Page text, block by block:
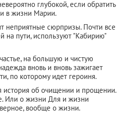
глубокой, если обратить
в жизни Марии.
неприятные сюрпризы. Почти все
на пути, используют "Кабирию"
на большую и чистую
вновь и вновь зажигает
по которому идет героиня.
история об очищении и прощении.
Или о жизни Для и жизни
вообще о жизни.